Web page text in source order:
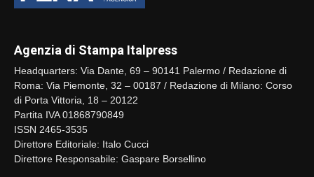
Agenzia di Stampa Italpress
Headquarters: Via Dante, 69 – 90141 Palermo / Redazione di
Roma: Via Piemonte, 32 – 00187 / Redazione di Milano: Corso
di Porta Vittoria, 18 – 20122
Partita IVA 01868790849
ISSN 2465-3535
Direttore Editoriale: Italo Cucci
Direttore Responsabile: Gaspare Borsellino